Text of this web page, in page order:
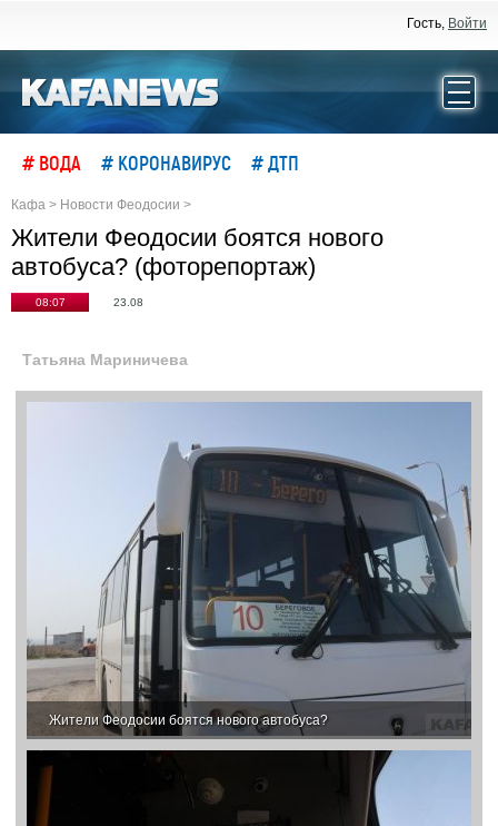
Гость, Войти
# ВОДА # КОРОНАВИРУС # ДТП
Кафа > Новости Феодосии >
Жители Феодосии боятся нового
автобуса? (фоторепортаж)
08:07 23.08
Татьяна Мариничева
Жители Феодосии боятся нового автобуса?